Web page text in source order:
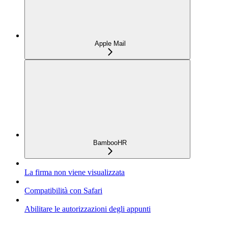
Apple Mail
BambooHR
La firma non viene visualizzata
Compatibilità con Safari
Abilitare le autorizzazioni degli appunti